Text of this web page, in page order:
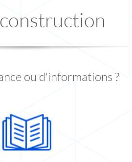
ou d'informations ?